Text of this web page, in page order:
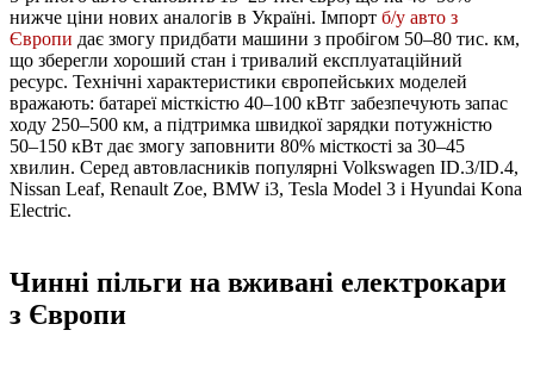
нижче ціни нових аналогів в Україні. Імпорт б/у авто з
Європи дає змогу придбати машини з пробігом 50–80 тис. км,
що зберегли хороший стан і тривалий експлуатаційний
ресурс. Технічні характеристики європейських моделей
вражають: батареї місткістю 40–100 кВтг забезпечують запас
ходу 250–500 км, а підтримка швидкої зарядки потужністю
50–150 кВт дає змогу заповнити 80% місткості за 30–45
хвилин. Серед автовласників популярні Volkswagen ID.3/ID.4,
Nissan Leaf, Renault Zoe, BMW i3, Tesla Model 3 і Hyundai Kona
Electric.
Чинні пільги на вживані електрокари
з Європи